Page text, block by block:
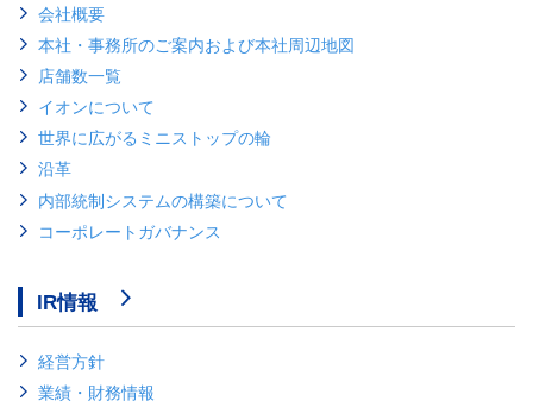
会社概要
本社・事務所のご案内および本社周辺地図
店舗数一覧
イオンについて
世界に広がるミニストップの輪
沿革
内部統制システムの構築について
コーポレートガバナンス
IR情報
経営方針
業績・財務情報